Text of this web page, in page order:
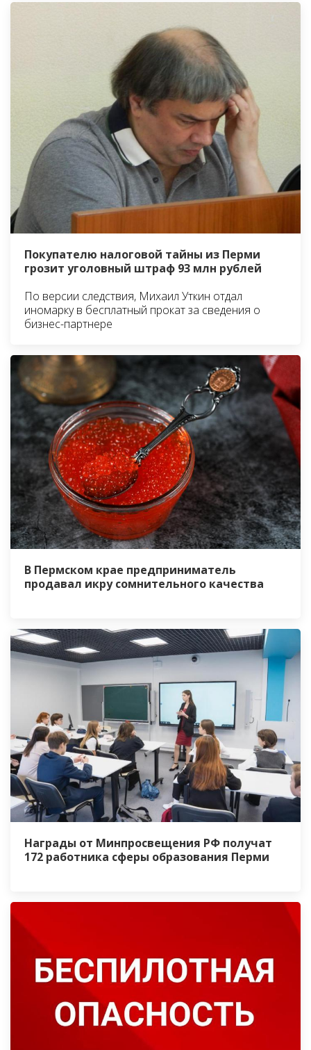
Покупателю налоговой тайны из Перми
грозит уголовный штраф 93 млн рублей
По версии следствия, Михаил Уткин отдал
иномарку в бесплатный прокат за сведения о
бизнес-партнере
В Пермском крае предприниматель
продавал икру сомнительного качества
Награды от Минпросвещения РФ получат
172 работника сферы образования Перми